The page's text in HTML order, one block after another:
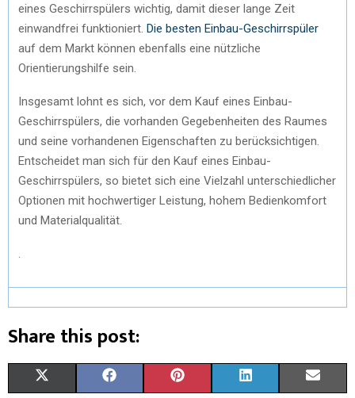
eines Geschirrspülers wichtig, damit dieser lange Zeit
einwandfrei funktioniert. Die besten Einbau-Geschirrspüler
auf dem Markt können ebenfalls eine nützliche
Orientierungshilfe sein.
Insgesamt lohnt es sich, vor dem Kauf eines Einbau-
Geschirrspülers, die vorhanden Gegebenheiten des Raumes
und seine vorhandenen Eigenschaften zu berücksichtigen.
Entscheidet man sich für den Kauf eines Einbau-
Geschirrspülers, so bietet sich eine Vielzahl unterschiedlicher
Optionen mit hochwertiger Leistung, hohem Bedienkomfort
und Materialqualität.
Share this post: